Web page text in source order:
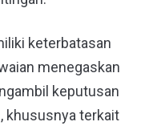
keterbatasan
menegaskan
keputusan
khususnya terkait